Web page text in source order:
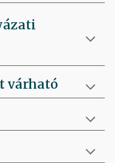
várható